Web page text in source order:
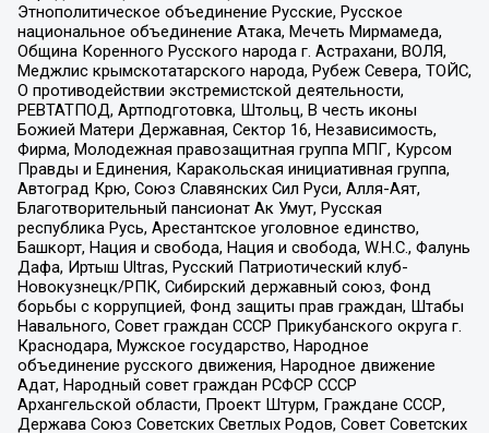
Этнополитическое объединение Русские, Русское
национальное объединение Атака, Мечеть Мирмамеда,
Община Коренного Русского народа г. Астрахани, ВОЛЯ,
Меджлис крымскотатарского народа, Рубеж Севера, ТОЙС,
О противодействии экстремистской деятельности,
РЕВТАТПОД, Артподготовка, Штольц, В честь иконы
Божией Матери Державная, Сектор 16, Независимость,
Фирма, Молодежная правозащитная группа МПГ, Курсом
Правды и Единения, Каракольская инициативная группа,
Автоград Крю, Союз Славянских Сил Руси, Алля-Аят,
Благотворительный пансионат Ак Умут, Русская
республика Русь, Арестантское уголовное единство,
Башкорт, Нация и свобода, Нация и свобода, W.H.С., Фалунь
Дафа, Иртыш Ultras, Русский Патриотический клуб-
Новокузнецк/РПК, Сибирский державный союз, Фонд
борьбы с коррупцией, Фонд защиты прав граждан, Штабы
Навального, Совет граждан СССР Прикубанского округа г.
Краснодара, Мужское государство, Народное
объединение русского движения, Народное движение
Адат, Народный совет граждан РСФСР СССР
Архангельской области, Проект Штурм, Граждане СССР,
Держава Союз Советских Светлых Родов, Совет Советских